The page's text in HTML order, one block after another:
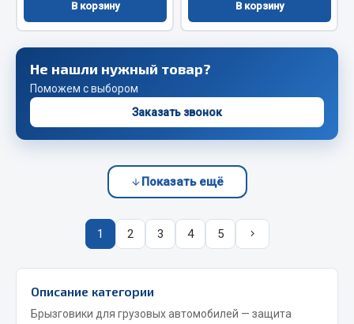
Оперение кабины
Весь раздел
Запчасти FAW
Система охлаждения
Сцепление
Ось передняя
Показать ещё
В корзину В корзину
Не нашли нужный товар?
Поможем с выбором
Заказать звонок
Показать ещё
1 2 3 4 5
Описание категории
Брызговики для грузовых автомобилей — защита